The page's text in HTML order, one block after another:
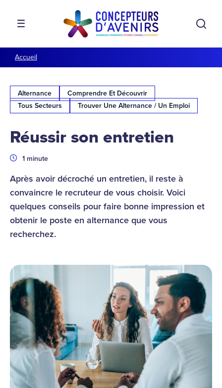
Aller au contenu
Aller à la navigation
MENU
Accueil
Alternance
Comprendre Et Découvrir
Tous Secteurs
Trouver Une Alternance / Un Emploi
Réussir son entretien
Durée
1 minute
Après avoir décroché un entretien, il reste à
convaincre le recruteur de vous choisir. Voici
quelques conseils pour faire bonne impression et
obtenir le poste en alternance que vous
recherchez.